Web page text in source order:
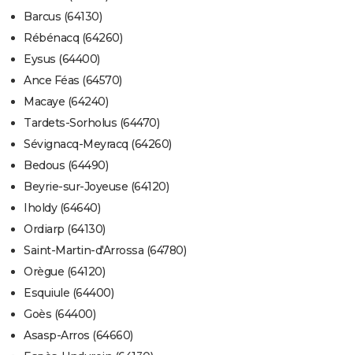
Barcus (64130)
Rébénacq (64260)
Eysus (64400)
Ance Féas (64570)
Macaye (64240)
Tardets-Sorholus (64470)
Sévignacq-Meyracq (64260)
Bedous (64490)
Beyrie-sur-Joyeuse (64120)
Iholdy (64640)
Ordiarp (64130)
Saint-Martin-d'Arrossa (64780)
Orègue (64120)
Esquiule (64400)
Goès (64400)
Asasp-Arros (64660)